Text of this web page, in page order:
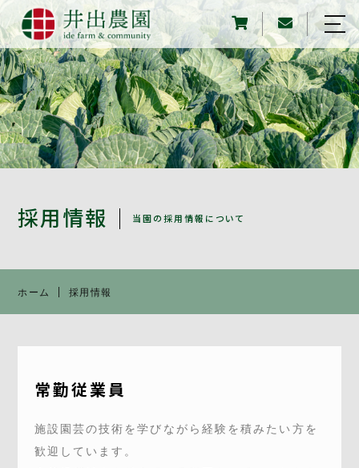
採用情報 当園の採用情報について
ホーム 採用情報
常勤従業員
施設園芸の技術を学びながら経験を積みたい方を
歓迎しています。
ホーム
農園について
野菜について
収穫・農業体験
アクセス
Facebook